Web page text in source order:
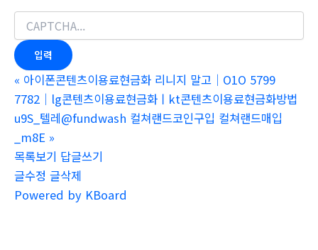
« 아이폰콘텐츠이용료현금화 리니지 말고｜O1O 5799
7782｜lg콘텐츠이용료현금화ㅣkt콘텐츠이용료현금화방법
u9S_텔레@fundwash 컬쳐랜드코인구입 컬쳐랜드매입
_m8E »
목록보기 답글쓰기
글수정 글삭제
Powered by KBoard